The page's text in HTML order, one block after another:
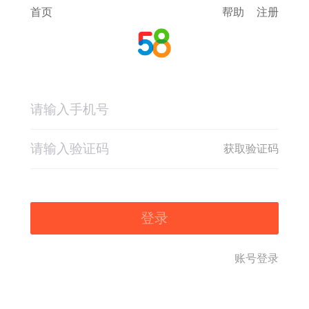
首页 帮助 注册
获取验证码
登录
账号登录